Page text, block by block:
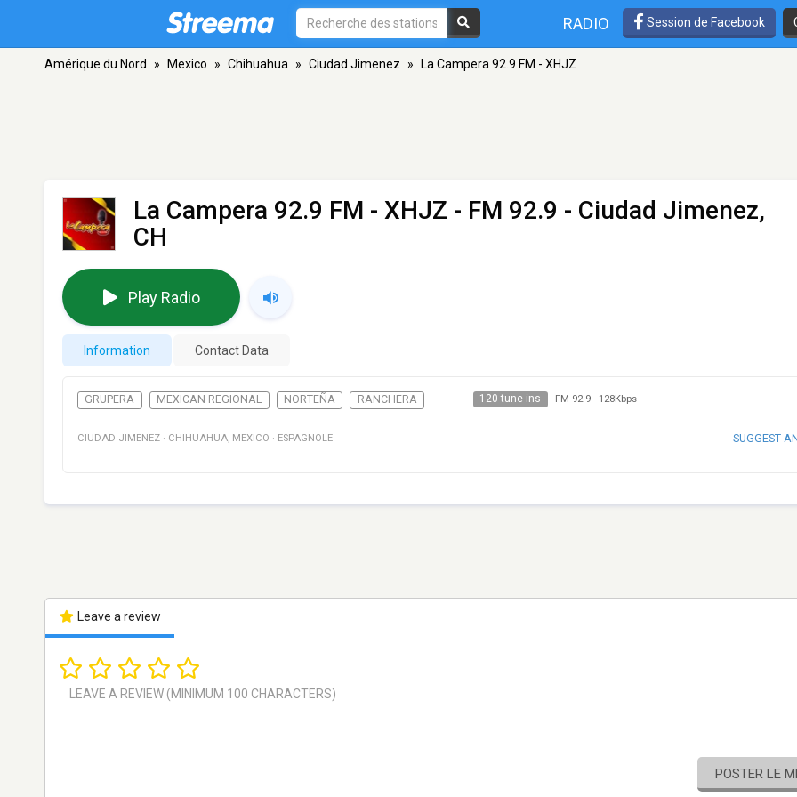
RADIO Session de Facebook
Amérique du Nord » Mexico » Chihuahua » Ciudad Jimenez » La Campera 92.9 FM - XHJZ
La Campera 92.9 FM - XHJZ - FM 92.9 - Ciudad Jimenez,
CH
Play Radio
Information Contact Data
GRUPERA MEXICAN REGIONAL NORTEÑA RANCHERA 120 tune ins FM 92.9- 128Kbps
CIUDAD JIMENEZ · CHIHUAHUA, MEXICO · ESPAGNOLE SUGGEST
Leave a review
POSTER LE